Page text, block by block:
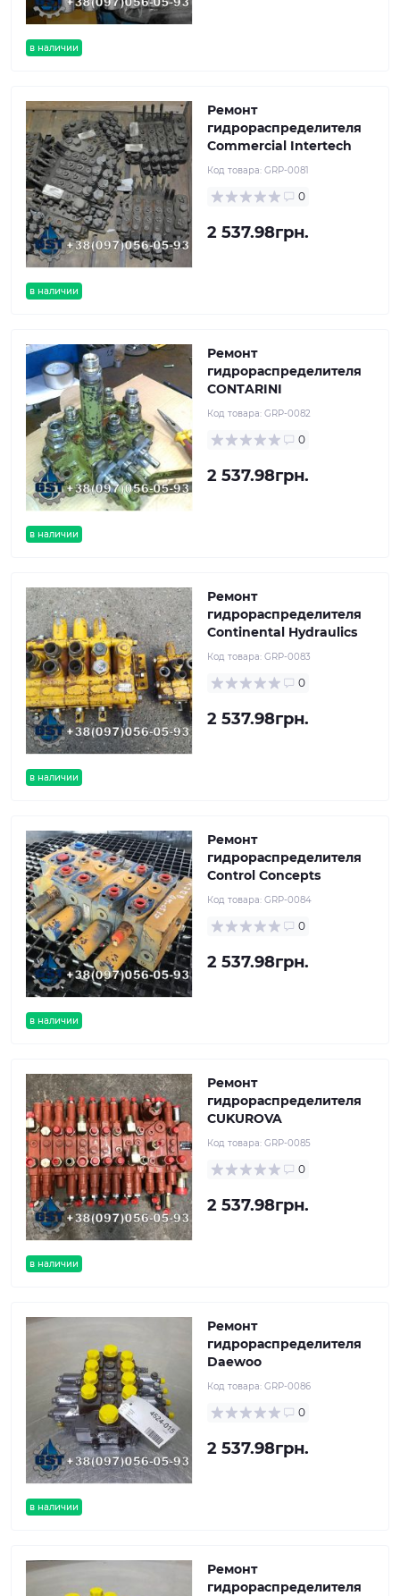
в наличии
в наличии
Ремонт
гидрораспределителя
Commercial Intertech
Код товара: GRP-0081
0
2 537.98грн.
в наличии
Ремонт
гидрораспределителя
CONTARINI
Код товара: GRP-0082
0
2 537.98грн.
в наличии
Ремонт
гидрораспределителя
Continental Hydraulics
Код товара: GRP-0083
0
2 537.98грн.
в наличии
Ремонт
гидрораспределителя
Control Concepts
Код товара: GRP-0084
0
2 537.98грн.
в наличии
Ремонт
гидрораспределителя
CUKUROVA
Код товара: GRP-0085
0
2 537.98грн.
в наличии
Ремонт
гидрораспределителя
Daewoo
Код товара: GRP-0086
0
2 537.98грн.
Ремонт
гидрораспределителя